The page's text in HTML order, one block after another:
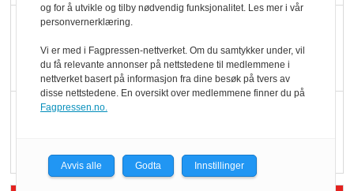
KBS-bransjen i
endring: Stadig større
serveringstilbud
og for å utvikle og tilby nødvendig funksjonalitet. Les mer i vår
personvernerklæring.
Vi er med i Fagpressen-nettverket. Om du samtykker under, vil
du få relevante annonser på nettstedene til medlemmene i
nettverket basert på informasjon fra dine besøk på tvers av
disse nettstedene. En oversikt over medlemmene finner du på
Fagpressen.no.
Avvis alle Godta Innstillinger